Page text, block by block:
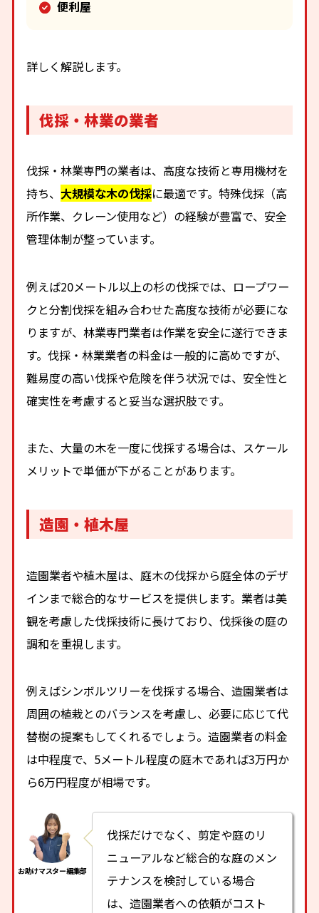
便利屋
詳しく解説します。
伐採・林業の業者
伐採・林業専門の業者は、高度な技術と専用機材を
持ち、大規模な木の伐採に最適です。特殊伐採（高
所作業、クレーン使用など）の経験が豊富で、安全
管理体制が整っています。
例えば20メートル以上の杉の伐採では、ロープワー
クと分割伐採を組み合わせた高度な技術が必要にな
りますが、林業専門業者は作業を安全に遂行できま
す。伐採・林業業者の料金は一般的に高めですが、
難易度の高い伐採や危険を伴う状況では、安全性と
確実性を考慮すると妥当な選択肢です。
また、大量の木を一度に伐採する場合は、スケール
メリットで単価が下がることがあります。
造園・植木屋
造園業者や植木屋は、庭木の伐採から庭全体のデザ
インまで総合的なサービスを提供します。業者は美
観を考慮した伐採技術に長けており、伐採後の庭の
調和を重視します。
例えばシンボルツリーを伐採する場合、造園業者は
周囲の植栽とのバランスを考慮し、必要に応じて代
替樹の提案もしてくれるでしょう。造園業者の料金
は中程度で、5メートル程度の庭木であれば3万円か
ら6万円程度が相場です。
伐採だけでなく、剪定や庭のリ
ニューアルなど総合的な庭のメン
テナンスを検討している場合
は、造園業者への依頼がコスト